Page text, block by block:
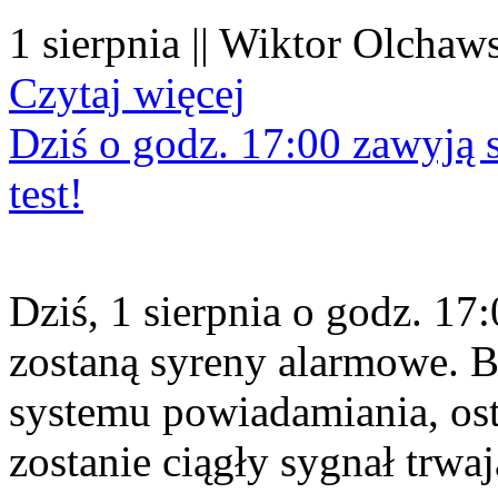
1 sierpnia || Wiktor
Czytaj więcej
Dziś o godz. 17:00 zawyją
test!
Dziś, 1 sierpnia o godz.
zostaną syreny alarmowe.
systemu powiadamiania,
zostanie ciągły sygnał